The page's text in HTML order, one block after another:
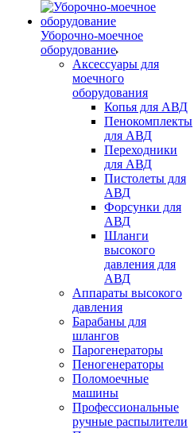
Уборочно-моечное
оборудование
Аксессуары для
моечного
оборудования
Копья для АВД
Пенокомплекты
для АВД
Переходники
для АВД
Пистолеты для
АВД
Форсунки для
АВД
Шланги
высокого
давления для
АВД
Аппараты высокого
давления
Барабаны для
шлангов
Парогенераторы
Пеногенераторы
Поломоечные
машины
Профессиональные
ручные распылители